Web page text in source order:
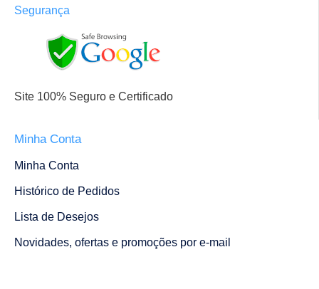
Segurança
Site 100% Seguro e Certificado
Minha Conta
Minha Conta
Histórico de Pedidos
Lista de Desejos
Novidades, ofertas e promoções por e-mail